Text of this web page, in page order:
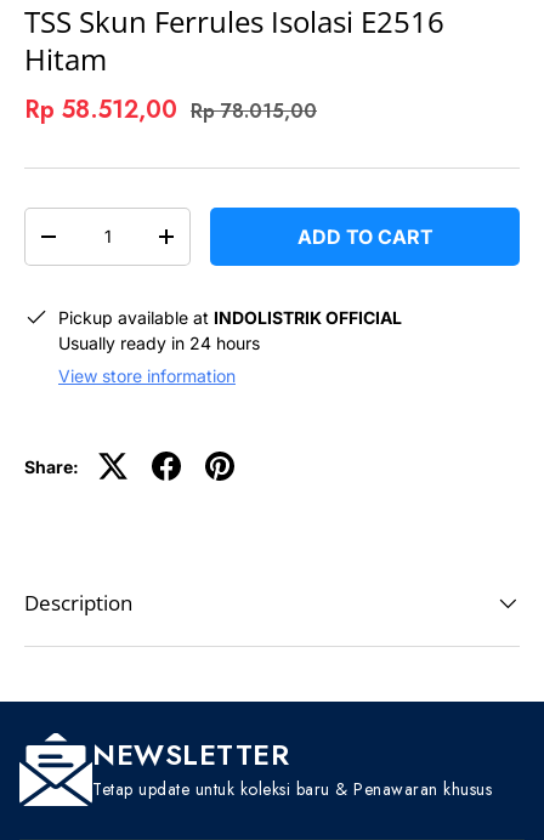
TSS Skun Ferrules Isolasi E2516
Hitam
Rp 58.512,00 Rp 78.015,00
+
ADD TO CART
Pickup available at INDOLISTRIK OFFICIAL
Usually ready in 24 hours
View store information
Share:
Description
NEWSLETTER
Tetap update untuk koleksi baru & Penawaran khusus